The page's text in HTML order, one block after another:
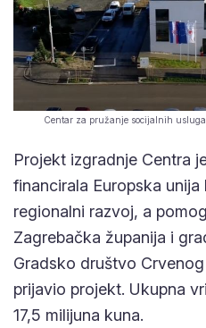
Centar za pružanje socijalnih
Projekt izgradnje Centra je
financirala Europska unija
regionalni razvoj, a
županija i grad Vrbovec,
Crvenog križa Vrbovec,
Ukupna vrijednost
kuna.